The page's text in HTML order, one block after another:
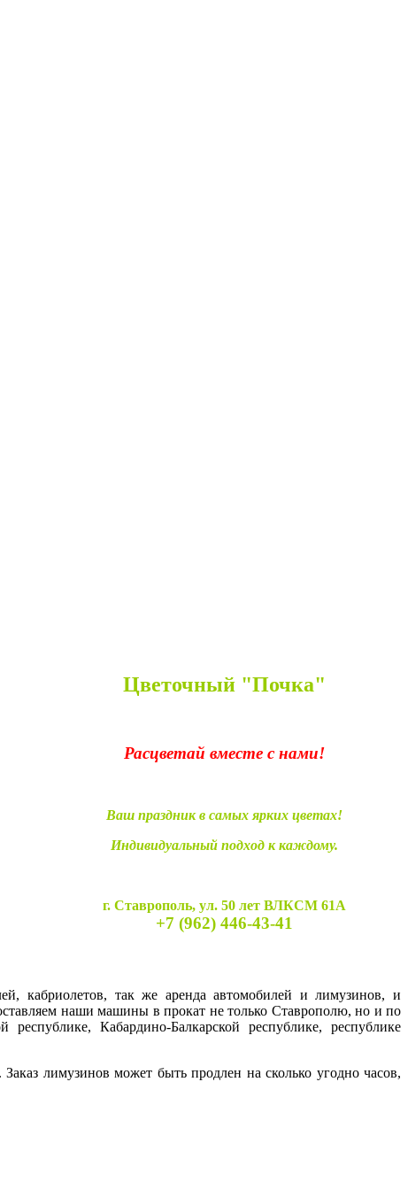
Цветочный "Почка"
Расцветай вместе с нами!
Ваш праздник в самых ярких цветах!
Индивидуальный подход к каждому.
г. Ставрополь, ул. 50 лет ВЛКСМ 61А
+7 (962) 446-43-41
кабриолетов, так же аренда автомобилей и лимузинов, и
наши машины в прокат не только Ставрополю, но и по
Кабардино-Балкарской республике, республике
лимузинов может быть продлен на сколько угодно часов,